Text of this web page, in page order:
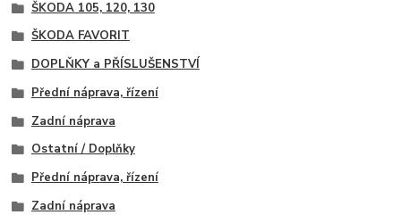
ŠKODA 105, 120, 130
ŠKODA FAVORIT
DOPLŇKY a PŘÍSLUŠENSTVÍ
Přední náprava, řízení
Zadní náprava
Ostatní / Doplňky
Přední náprava, řízení
Zadní náprava